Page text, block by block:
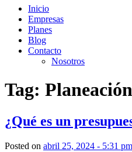
Inicio
Empresas
Planes
Blog
Contacto
Nosotros
Tag: Planeación
¿Qué es un
Posted on abril 25, 2024 - 5:31 pm